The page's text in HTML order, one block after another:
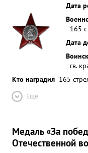
Дата
165
Дата
гв.
Кто наградил 165
Ещё
Медаль «За
Отечественной